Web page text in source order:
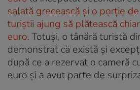
salată grecească și o porție
turiștii ajung să plătească
euro. Totuși, o tânără turistă
demonstrat că există și
după ce a rezervat o cameră
euro și a avut parte de